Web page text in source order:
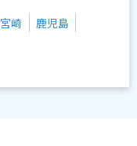
宮崎
鹿児島